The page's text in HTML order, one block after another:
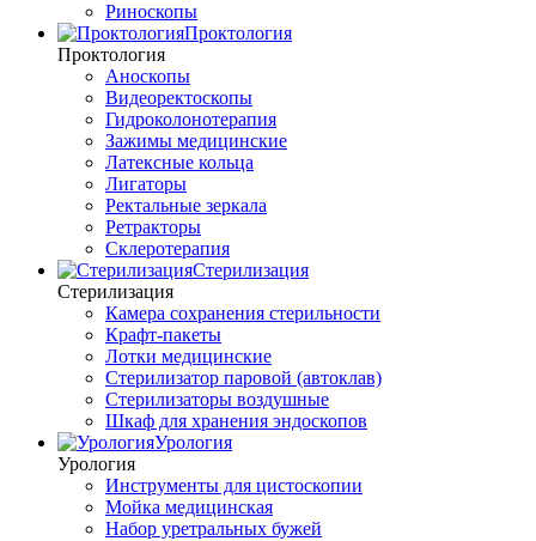
Риноскопы
Проктология
Проктология
Аноскопы
Видеоректоскопы
Гидроколонотерапия
Зажимы медицинские
Латексные кольца
Лигаторы
Ректальные зеркала
Ретракторы
Склеротерапия
Стерилизация
Стерилизация
Камера сохранения стерильности
Крафт-пакеты
Лотки медицинские
Стерилизатор паровой (автоклав)
Стерилизаторы воздушные
Шкаф для хранения эндоскопов
Урология
Урология
Инструменты для цистоскопии
Мойка медицинская
Набор уретральных бужей